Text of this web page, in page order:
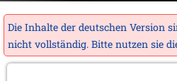
Die Inhalte der deutschen Version
nicht vollständig. Bitte nutzen sie